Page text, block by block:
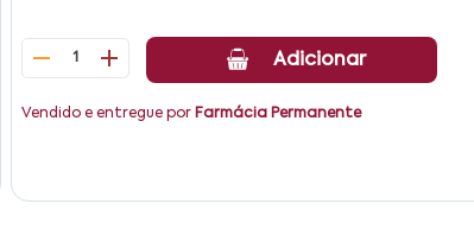
1 Adicionar
Vendido e entregue por Farmácia Permanente